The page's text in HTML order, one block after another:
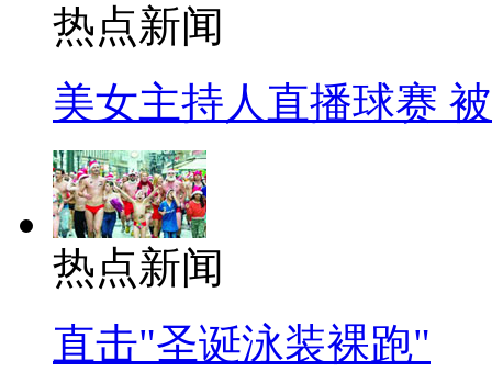
热点新闻
美女主持人直播球赛
热点新闻
直击"圣诞泳装裸跑"